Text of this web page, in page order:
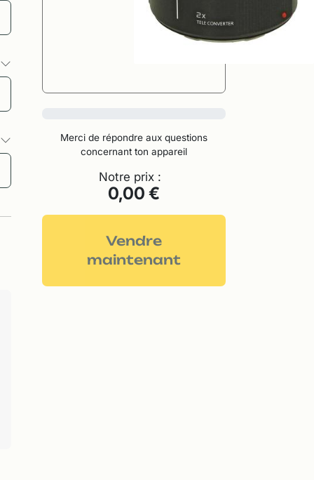
Merci de répondre aux questions
concernant ton appareil
Notre prix :
0,00 €
Vendre
maintenant